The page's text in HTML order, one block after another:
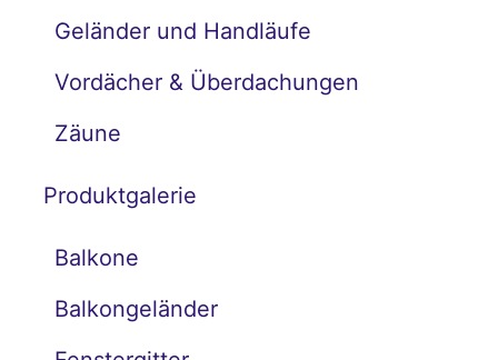
Geländer und Handläufe
Vordächer & Überdachungen
Zäune
Produktgalerie
Balkone
Balkongeländer